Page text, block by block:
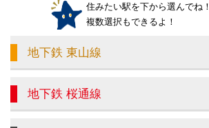
住みたい駅を下から選んでね！
複数選択もできるよ！
地下鉄 東山線
地下鉄 桜通線